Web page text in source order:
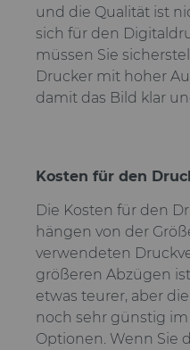
und die Qualität ist
sich für den
müssen Sie
Drucker mit hoher
damit das Bild klar
Kosten für den
Die Kosten für den
hängen von der
verwendeten
größeren Abzügen
etwas teurer, aber
noch sehr günstig
Optionen. Wenn Sie